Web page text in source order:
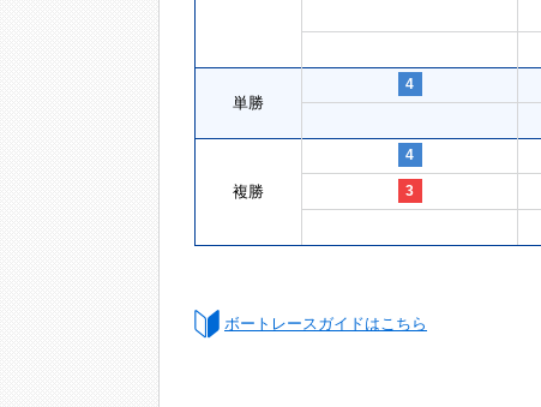
単勝
4
複勝
4
3
ボートレースガイドはこちら